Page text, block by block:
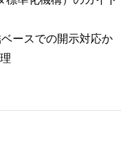
ベースでの開示対応か